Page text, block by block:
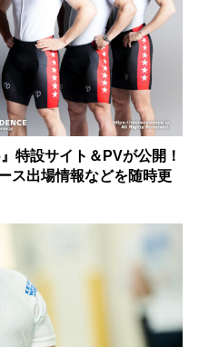
特設サイト＆PVが公開！
ス出場情報などを随時更